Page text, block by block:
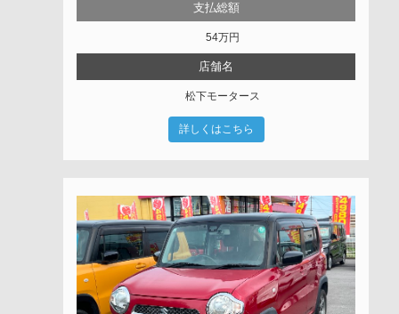
支払総額
54万円
店舗名
松下モータース
詳しくはこちら